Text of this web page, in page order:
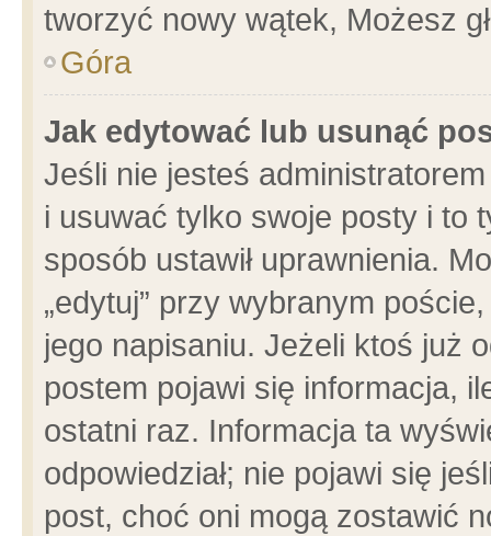
tworzyć nowy wątek, Możesz
Góra
Jak edytować lub usunąć
Jeśli nie jesteś
i usuwać tylko swoje posty i to
sposób ustawił uprawnienia.
„edytuj” przy wybranym
jego napisaniu. Jeżeli ktoś już
postem pojawi się informacja,
ostatni raz. Informacja ta
odpowiedział; nie pojawi się
post, choć oni mogą zostawić